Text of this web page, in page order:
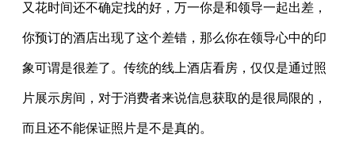
又花时间还不确定找的好，万一你是和领导一起出差，
你预订的酒店出现了这个差错，那么你在领导心中的印
象可谓是很差了。传统的线上酒店看房，仅仅是通过照
片展示房间，对于消费者来说信息获取的是很局限的，
而且还不能保证照片是不是真的。